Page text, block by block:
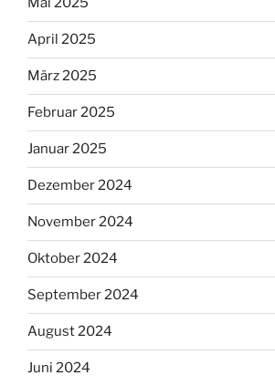
April 2025
März 2025
Februar 2025
Januar 2025
Dezember 2024
November 2024
Oktober 2024
September 2024
August 2024
Juni 2024